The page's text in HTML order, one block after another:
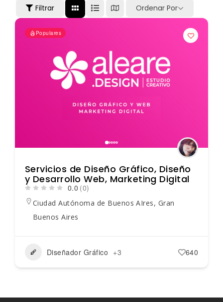
Filtrar
Ordenar Por
Populares
Servicios de Diseño Gráfico, Diseño
y Desarrollo Web, Marketing Digital
0.0 (0)
Ciudad Autónoma de Buenos AIres, Gran
Buenos Aires
Diseñador Gráfico +3 640